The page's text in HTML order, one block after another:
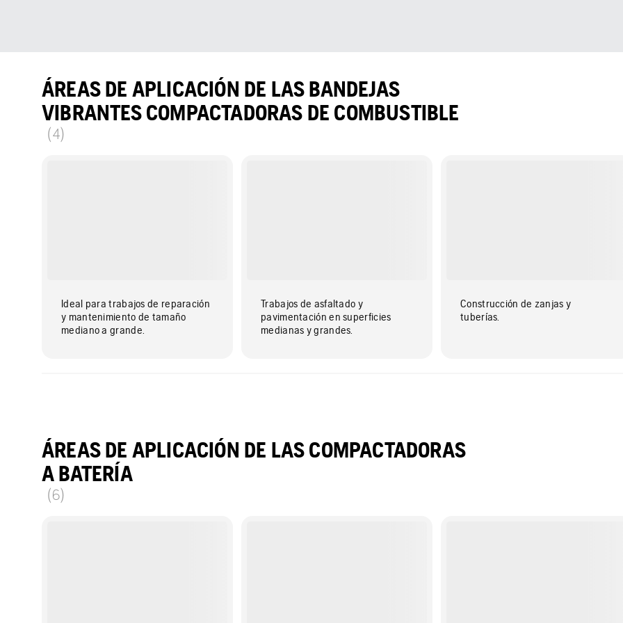
ÁREAS DE APLICACIÓN DE LAS BANDEJAS
VIBRANTES COMPACTADORAS DE COMBUSTIBLE
(4)
Ideal para trabajos de reparación
y mantenimiento de tamaño
mediano a grande.
Trabajos de asfaltado y
pavimentación en superficies
medianas y grandes.
Construcción de zanjas y
tuberías.
ÁREAS DE APLICACIÓN DE LAS COMPACTADORAS
A BATERÍA
(6)